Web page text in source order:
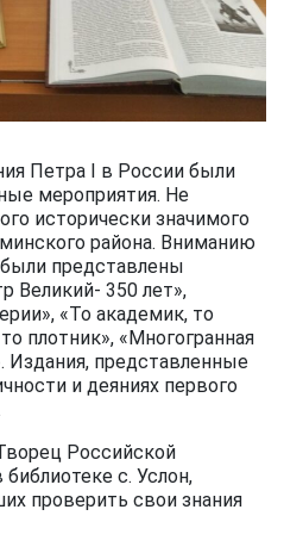
Петра I в России были
мероприятия. Не
исторически значимого
района. Вниманию
были представлены
Великий- 350 лет»,
«То академик, то
плотник», «Многогранная
Издания, представленные
и деяниях первого
Российской
с. Услон,
проверить свои знания